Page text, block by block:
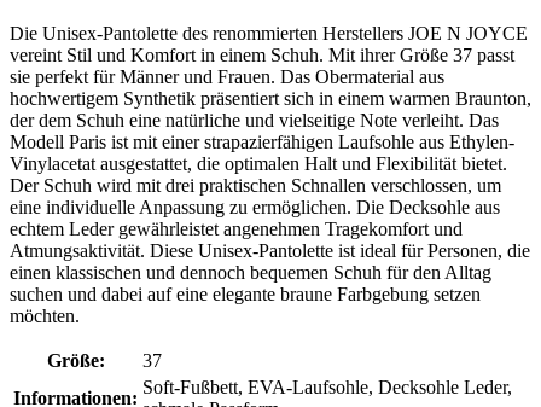
Die Unisex-Pantolette des renommierten Herstellers JOE N JOYCE
vereint Stil und Komfort in einem Schuh. Mit ihrer Größe 37 passt
sie perfekt für Männer und Frauen. Das Obermaterial aus
hochwertigem Synthetik präsentiert sich in einem warmen Braunton,
der dem Schuh eine natürliche und vielseitige Note verleiht. Das
Modell Paris ist mit einer strapazierfähigen Laufsohle aus Ethylen-
Vinylacetat ausgestattet, die optimalen Halt und Flexibilität bietet.
Der Schuh wird mit drei praktischen Schnallen verschlossen, um
eine individuelle Anpassung zu ermöglichen. Die Decksohle aus
echtem Leder gewährleistet angenehmen Tragekomfort und
Atmungsaktivität. Diese Unisex-Pantolette ist ideal für Personen, die
einen klassischen und dennoch bequemen Schuh für den Alltag
suchen und dabei auf eine elegante braune Farbgebung setzen
möchten.
Größe:
37
Informationen:
Soft-Fußbett, EVA-Laufsohle, Decksohle Leder,